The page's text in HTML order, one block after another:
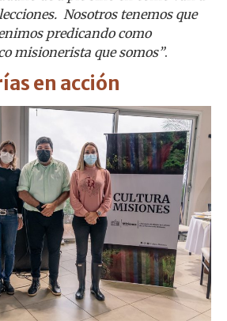
Nosotros tenemos que
predicando como
misionerista que somos”.
en acción